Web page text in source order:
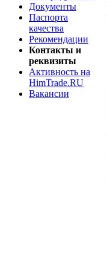
Документы
Паспорта
качества
Рекомендации
Контакты и
реквизиты
Активность на
HimTrade.RU
Вакансии